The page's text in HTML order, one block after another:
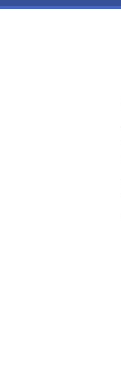
Pasar al contenido principal